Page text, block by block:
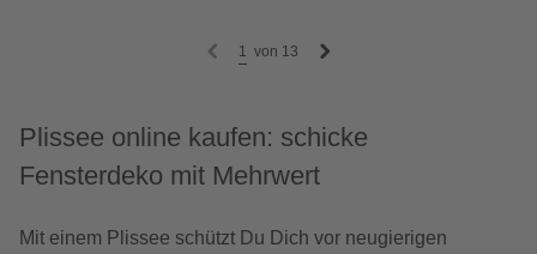
1 von 13
Plissee online kaufen: schicke
Fensterdeko mit Mehrwert
Mit einem Plissee schützt Du Dich vor neugierigen